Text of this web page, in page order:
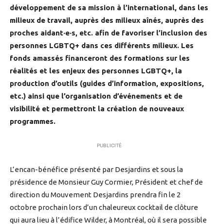
développement de sa mission à l’international, dans les
milieux de travail, auprès des milieux aînés, auprès des
proches aidant‧e‧s, etc. afin de favoriser l’inclusion des
personnes LGBTQ+ dans ces différents milieux. Les
fonds amassés financeront des formations sur les
réalités et les enjeux des personnes LGBTQ+, la
production d’outils (guides d’information, expositions,
etc.) ainsi que l’organisation d’événements et de
visibilité et permettront la création de nouveaux
programmes.
PUBLICITÉ
L’encan-bénéfice présenté par Desjardins et sous la
présidence de Monsieur Guy Cormier, Président et chef de
direction du Mouvement Desjardins prendra fin le 2
octobre prochain lors d’un chaleureux cocktail de clôture
qui aura lieu à l’édifice Wilder, à Montréal, où il sera possible